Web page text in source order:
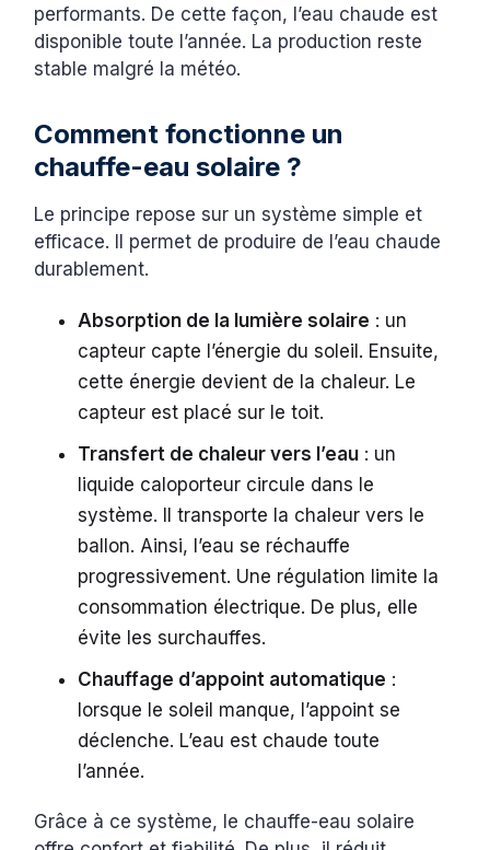
performants. De cette façon, l’eau chaude est
disponible toute l’année. La production reste
stable malgré la météo.
Comment fonctionne un
chauffe-eau solaire ?
Le principe repose sur un système simple et
efficace. Il permet de produire de l’eau chaude
durablement.
Absorption de la lumière solaire : un
capteur capte l’énergie du soleil. Ensuite,
cette énergie devient de la chaleur. Le
capteur est placé sur le toit.
Transfert de chaleur vers l’eau : un
liquide caloporteur circule dans le
système. Il transporte la chaleur vers le
ballon. Ainsi, l’eau se réchauffe
progressivement. Une régulation limite la
consommation électrique. De plus, elle
évite les surchauffes.
Chauffage d’appoint automatique :
lorsque le soleil manque, l’appoint se
déclenche. L’eau est chaude toute
l’année.
Grâce à ce système, le chauffe-eau solaire